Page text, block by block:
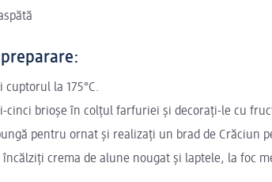
cuptorul la 175°C.
cinci brioșe în colțul farfuriei și decorați-le cu
pentru ornat și realizați un brad de Crăciun
încălziți crema de alune nougat și laptele, la foc